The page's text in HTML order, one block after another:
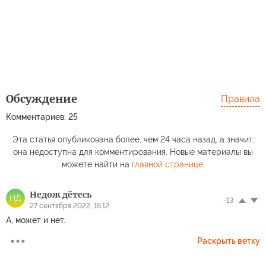
Обсуждение
Комментариев: 25
Правила
Эта статья опубликована более, чем 24 часа назад, а значит,
она недоступна для комментирования. Новые материалы вы
можете найти на главной странице.
НД Недож дётесь
27 сентября 2022, 16:12
-13
А, может и нет.
Раскрыть ветку